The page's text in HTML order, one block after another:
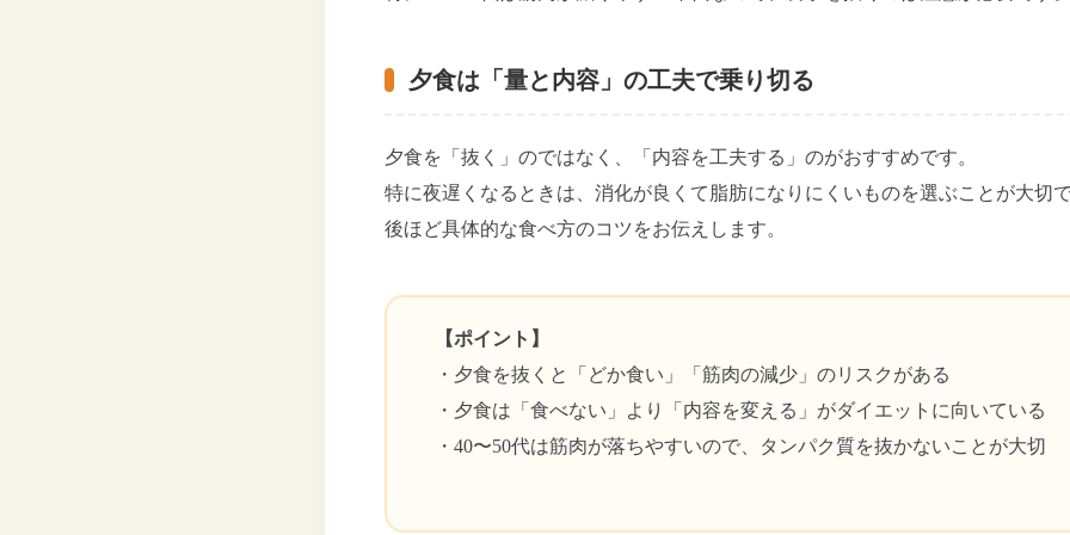
夕食は「量と内容」の工夫で乗り切る
夕食を「抜く」のではなく、「内容を工夫する」のがおすすめです。
特に夜遅くなるときは、消化が良くて脂肪になりにくいものを選ぶことが大切
後ほど具体的な食べ方のコツをお伝えします。
【ポイント】
・夕食を抜くと「どか食い」「筋肉の減少」のリスクがある
・夕食は「食べない」より「内容を変える」がダイエットに向いている
・40〜50代は筋肉が落ちやすいので、タンパク質を抜かないことが大切